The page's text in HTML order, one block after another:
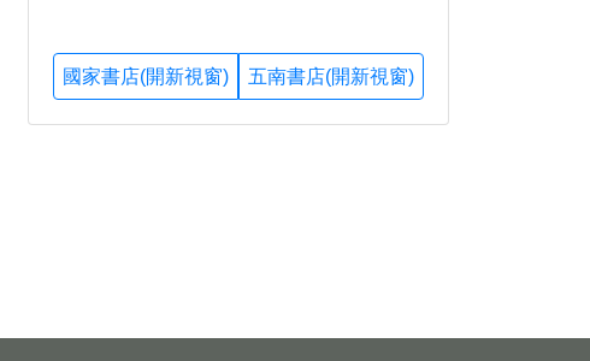
國家書店(開新視窗) 五南書店(開新視窗)